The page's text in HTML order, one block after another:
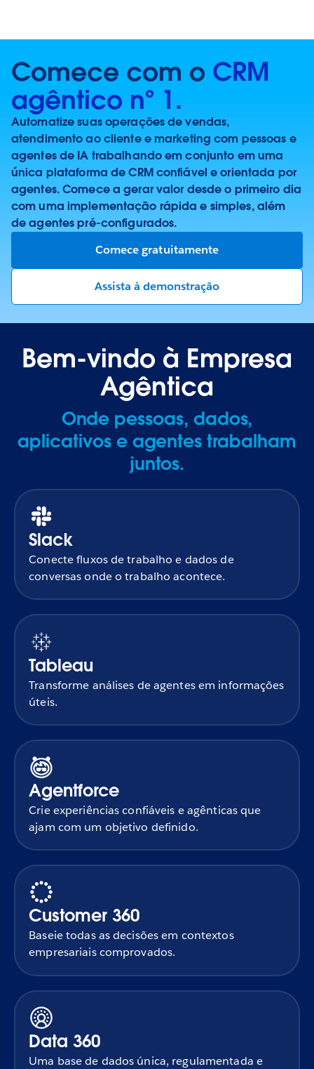
Comece com o CRM
agêntico nº 1.
Automatize suas operações de vendas,
atendimento ao cliente e marketing com pessoas e
agentes de IA trabalhando em conjunto em uma
única plataforma de CRM confiável e orientada por
agentes. Comece a gerar valor desde o primeiro dia
com uma implementação rápida e simples, além
de agentes pré-configurados.
Comece gratuitamente
Assista à demonstração
Bem-vindo à Empresa
Agêntica
Onde pessoas, dados,
aplicativos e agentes trabalham
juntos.
Slack
Conecte fluxos de trabalho e dados de
conversas onde o trabalho acontece.
Tableau
Transforme análises de agentes em informações
úteis.
Agentforce
Crie experiências confiáveis e agênticas que
ajam com um objetivo definido.
Customer 360
Baseie todas as decisões em contextos
empresariais comprovados.
Data 360
Uma base de dados única, regulamentada e